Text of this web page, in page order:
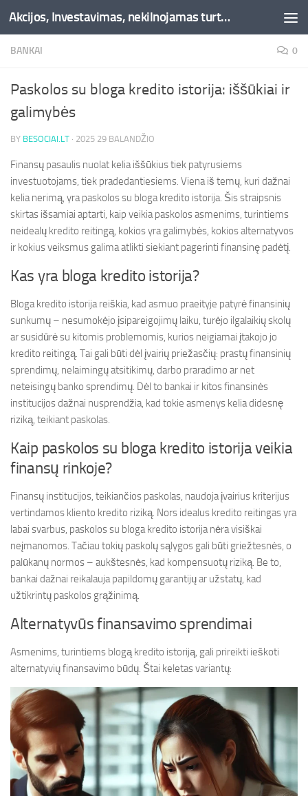
Skip to content Akcijos, Investavimas, nekilnojamas turtas, kriptovaliutos - Besociai.lt
BANKAI 0
Paskolos su bloga kredito istorija: iššūkiai ir
galimybės
BY BESOCIAI.LT · 2025 29 BALANDŽIO
Finansų pasaulis nuolat kelia iššūkius tiek patyrusiems
investuotojams, tiek pradedantiesiems. Viena iš temų, kuri dažnai
kelia nerimą, yra paskolos su bloga kredito istorija. Šis straipsnis
skirtas išsamiai aptarti, kaip veikia paskolos asmenims, turintiems
neidealų kredito reitingą, kokios yra galimybės, kokios alternatyvos
ir kokius veiksmus galima atlikti siekiant pagerinti finansinę padėtį.
Kas yra bloga kredito istorija?
Bloga kredito istorija reiškia, kad asmuo praeityje patyrė finansinių
sunkumų – nesumokėjo įsipareigojimų laiku, turėjo ilgalaikių skolų
ar susidūrė su kitomis problemomis, kurios neigiamai įtakojo jo
kredito reitingą. Tai gali būti dėl įvairių priežasčių: prastų finansinių
sprendimų, nelaimingų atsitikimų, darbo praradimo ar net
neteisingų banko sprendimų. Dėl to bankai ir kitos finansinės
institucijos dažnai nusprendžia, kad tokie asmenys kelia didesnę
riziką, teikiant paskolas.
Kaip paskolos su bloga kredito istorija veikia
finansų rinkoje?
Finansų institucijos, teikiančios paskolas, naudoja įvairius kriterijus
vertindamos kliento kredito riziką. Nors idealus kredito reitingas yra
labai svarbus, paskolos su bloga kredito istorija nėra visiškai
neįmanomos. Tačiau tokių paskolų sąlygos gali būti griežtesnės, o
palūkanų normos – aukštesnės, kad kompensuotų riziką. Be to,
bankai dažnai reikalauja papildomų garantijų ar užstatų, kad
užtikrintų paskolos grąžinimą.
Alternatyvūs finansavimo sprendimai
Asmenims, turintiems blogą kredito istoriją, gali prireikti ieškoti
alternatyvių finansavimo būdų. Štai keletas variantų: